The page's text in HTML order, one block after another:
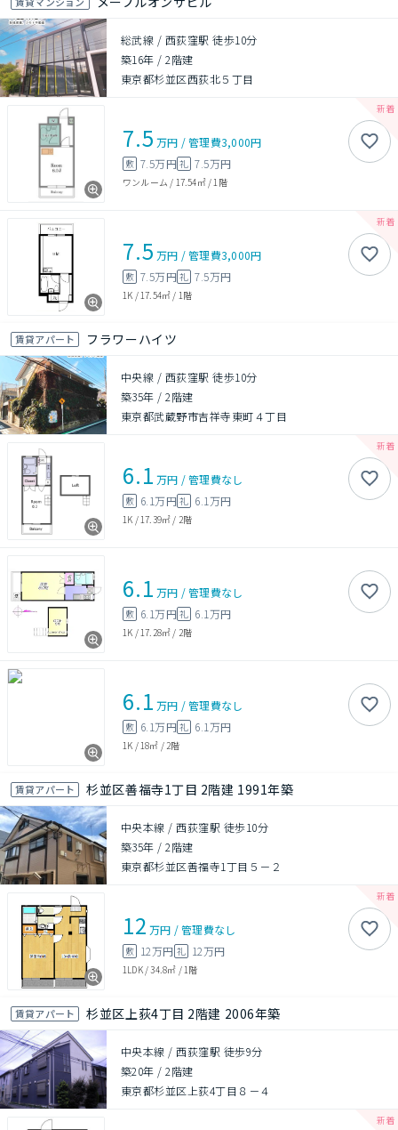
総武線 / 西荻窪駅 徒歩10分
築16年 /2階建
東京都杉並区西荻北５丁目
7.5 万円 /管理費3,000円
敷 7.5万円礼 7.5万円
ワンルーム / 17.54㎡/ 1階
7.5 万円 /管理費3,000円
敷 7.5万円礼 7.5万円
1K / 17.54㎡ / 1階
賃貸アパート フラワーハイツ
中央線 / 西荻窪駅 徒歩10分
築35年 /2階建
東京都武蔵野市吉祥寺東町４丁目
6.1 万円 /管理費なし
敷 6.1万円礼 6.1万円
1K / 17.39㎡ / 2階
6.1 万円 /管理費なし
敷 6.1万円礼 6.1万円
1K / 17.28㎡ / 2階
6.1 万円 /管理費なし
敷 6.1万円礼 6.1万円
1K / 18㎡ / 2階
賃貸アパート 杉並区善福寺1丁目 2階建 1991年築
中央本線 / 西荻窪駅 徒歩10分
築35年 /2階建
東京都杉並区善福寺1丁目５－２
12 万円 /管理費なし
敷 12万円 礼 12万円
1LDK/34.8㎡ / 1階
賃貸アパート 杉並区上荻4丁目 2階建 2006年築
中央本線 / 西荻窪駅 徒歩9分
築20年 /2階建
東京都杉並区上荻4丁目８－４